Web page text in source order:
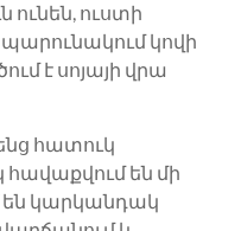
ունեն, ուստի
կովի
է սոյայի վրա
հատուկ
հավաքվում են մի
են կարկանդակ